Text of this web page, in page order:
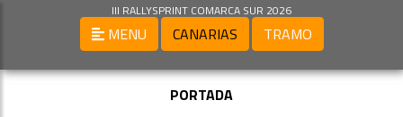
III RALLYSPRINT COMARCA SUR 2026
MENU CANARIAS TRAMO
PORTADA